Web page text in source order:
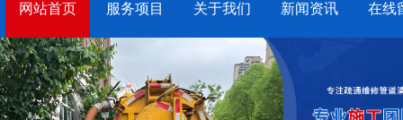
网站首页 服务项目 关于我们 新闻资讯 在线